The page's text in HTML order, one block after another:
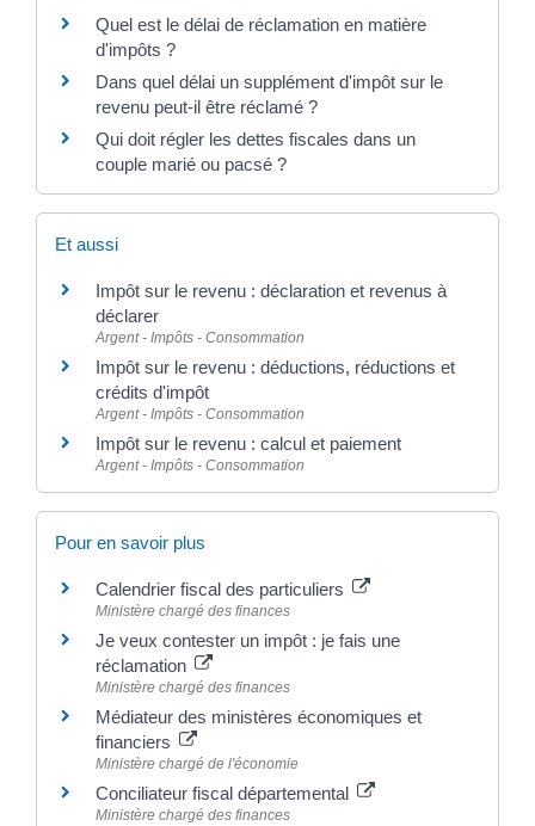
Quel est le délai de réclamation en matière
d'impôts ?
Dans quel délai un supplément d'impôt sur le
revenu peut-il être réclamé ?
Qui doit régler les dettes fiscales dans un
couple marié ou pacsé ?
Et aussi
Impôt sur le revenu : déclaration et revenus à
déclarer
Argent - Impôts - Consommation
Impôt sur le revenu : déductions, réductions et
crédits d'impôt
Argent - Impôts - Consommation
Impôt sur le revenu : calcul et paiement
Argent - Impôts - Consommation
Pour en savoir plus
Calendrier fiscal des particuliers
Ministère chargé des finances
Je veux contester un impôt : je fais une
réclamation
Ministère chargé des finances
Médiateur des ministères économiques et
financiers
Ministère chargé de l'économie
Conciliateur fiscal départemental
Ministère chargé des finances